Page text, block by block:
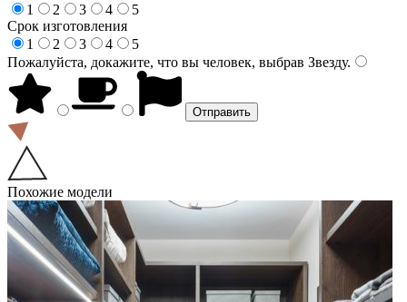
1
2 3 4
5
Срок изготовления
1
2 3 4
5
Пожалуйста, докажите, что вы человек, выбрав Звезду.
Похожие модели